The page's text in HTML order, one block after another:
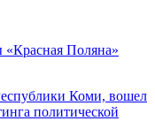
«Красная Поляна»
Коми, вошел
политической